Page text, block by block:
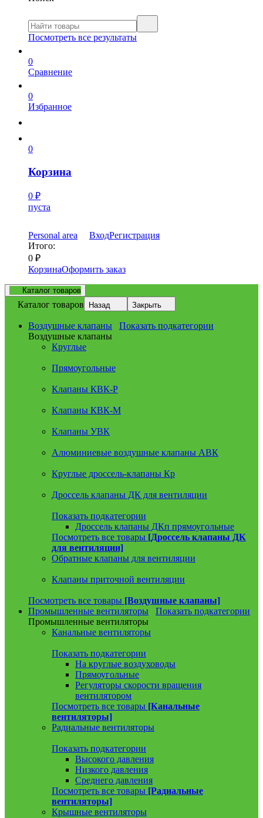
Посмотреть все результаты
0
Сравнение
0
Избранное
0
Корзина
0 ₽
пуста
Personal area ВходРегистрация
Итого:
0 ₽
КорзинаОформить заказ
Каталог товаров
Каталог товаров Назад Закрыть
Воздушные клапаны
Показать подкатегории
Воздушные клапаны
Круглые
Прямоугольные
Клапаны КВК-Р
Клапаны КВК-М
Клапаны УВК
Алюминиевые воздушные клапаны АВК
Круглые дроссель-клапаны Кр
Дроссель клапаны ДК для вентиляции
Показать подкатегории
Дроссель клапаны ДКп прямоугольные
Посмотреть все товары [Дроссель клапаны ДК
для вентиляции]
Обратные клапаны для вентиляции
Клапаны приточной вентиляции
Посмотреть все товары [Воздушные клапаны]
Промышленные вентиляторы
Показать подкатегории
Промышленные вентиляторы
Канальные вентиляторы
Показать подкатегории
На круглые воздуховоды
Прямоугольные
Регуляторы скорости вращения
вентилятором
Посмотреть все товары [Канальные
вентиляторы]
Радиальные вентиляторы
Показать подкатегории
Высокого давления
Низкого давления
Среднего давления
Посмотреть все товары [Радиальные
вентиляторы]
Крышные вентиляторы